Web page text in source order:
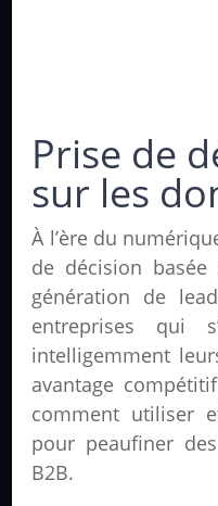
Prise de
sur les
À l’ère du
de décision
génération de
entreprises qui
intelligemment
avantage
comment utiliser
pour peaufiner
B2B.